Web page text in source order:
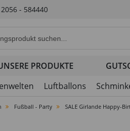
- 584440
PRODUKTE
Luftballons
Fußball - Party SALE Girlande Happy-